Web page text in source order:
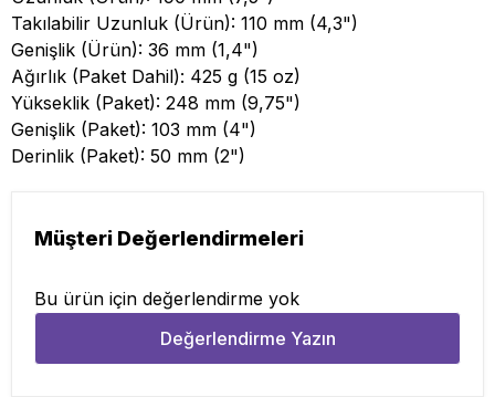
Takılabilir Uzunluk (Ürün): 110 mm (4,3")
Genişlik (Ürün): 36 mm (1,4")
Ağırlık (Paket Dahil): 425 g (15 oz)
Yükseklik (Paket): 248 mm (9,75")
Genişlik (Paket): 103 mm (4")
Derinlik (Paket): 50 mm (2")
Müşteri Değerlendirmeleri
Bu ürün için değerlendirme yok
Değerlendirme Yazın